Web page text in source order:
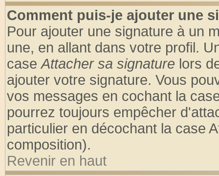
Comment puis-je ajouter une
Pour ajouter une signature à un
une, en allant dans votre profil.
caseAttacher sa signature lors
ajouter votre signature. Vous
vos messages en cochant la
pourrez toujours empêcher
particulier en décochant la case
composition).
Revenir en haut